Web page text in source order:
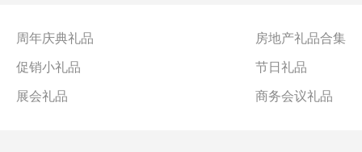
周年庆典礼品 房地产礼品合集
促销小礼品 节日礼品
展会礼品 商务会议礼品